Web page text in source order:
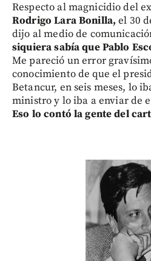
Respecto al magnicidio del
Rodrigo Lara Bonilla, el 30
dijo al medio de
siquiera sabía que Pablo
Me pareció un error
conocimiento de que el
Betancur, en seis meses, lo
ministro y lo iba a enviar de
Eso lo contó la gente del